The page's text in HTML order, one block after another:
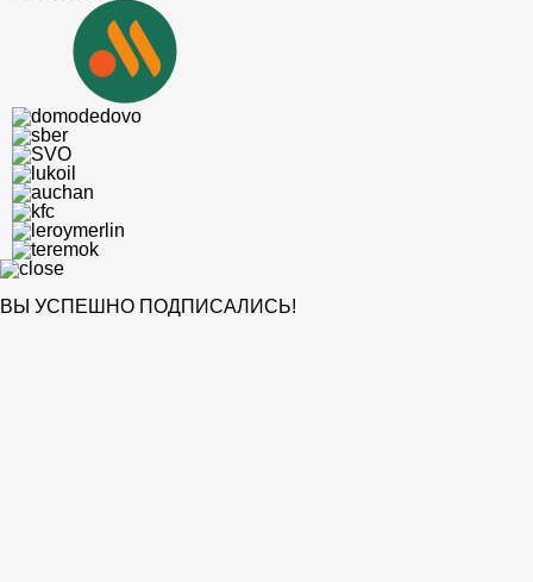
ВЫ УСПЕШНО ПОДПИСАЛИСЬ!